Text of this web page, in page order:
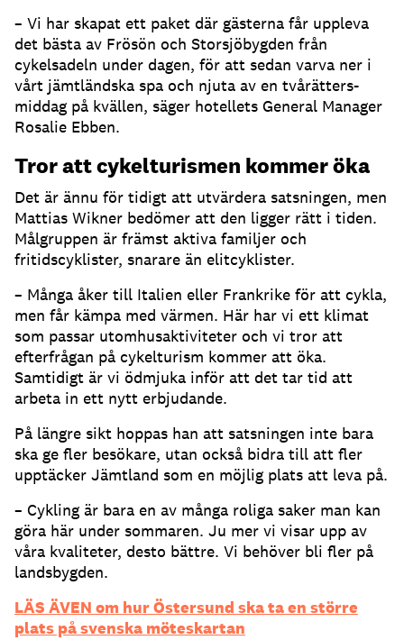
– Vi har skapat ett paket där gästerna får uppleva
det bästa av Frösön och Storsjöbygden från
cykelsadeln under dagen, för att sedan varva ner i
vårt jämtländska spa och njuta av en tvårätters-
middag på kvällen, säger hotellets General Manager
Rosalie Ebben.
Tror att cykelturismen kommer öka
Det är ännu för tidigt att utvärdera satsningen, men
Mattias Wikner bedömer att den ligger rätt i tiden.
Målgruppen är främst aktiva familjer och
fritidscyklister, snarare än elitcyklister.
– Många åker till Italien eller Frankrike för att cykla,
men får kämpa med värmen. Här har vi ett klimat
som passar utomhusaktiviteter och vi tror att
efterfrågan på cykelturism kommer att öka.
Samtidigt är vi ödmjuka inför att det tar tid att
arbeta in ett nytt erbjudande.
På längre sikt hoppas han att satsningen inte bara
ska ge fler besökare, utan också bidra till att fler
upptäcker Jämtland som en möjlig plats att leva på.
– Cykling är bara en av många roliga saker man kan
göra här under sommaren. Ju mer vi visar upp av
våra kvaliteter, desto bättre. Vi behöver bli fler på
landsbygden.
LÄS ÄVEN om hur Östersund ska ta en större
plats på svenska möteskartan